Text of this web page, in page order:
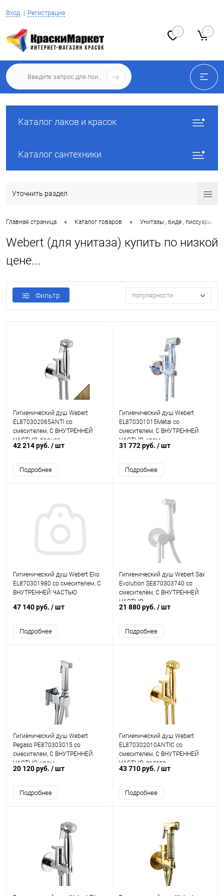
Вход Регистрация
0 0
Каталог лаков и красок
Каталог сантехники
Уточнить раздел
Главная страница • Каталог товаров • Унитазы , биде , писсуары
Webert (для унитаза) купить по низкой
цене...
Фильтр популярности
Гигиенический душ Webert
EL870302065ANTI со
смесителем, С ВНУТРЕННЕЙ
ЧАСТЬЮ, бронза
42 214 руб. / шт
Подробнее
Гигиенический душ Webert
EL870301015Metal со
смесителем, С ВНУТРЕННЕЙ
ЧАСТЬЮ, хром
31 772 руб. / шт
Подробнее
Гигиенический душ Webert Elio
EL870301980 со смесителем, С
ВНУТРЕННЕЙ ЧАСТЬЮ
47 140 руб. / шт
Подробнее
Гигиенический душ Webert Sax
Evolution SE870303740 со
смесителем, С ВНУТРЕННЕЙ
ЧАСТЬЮ
21 880 руб. / шт
Подробнее
Гигиенический душ Webert
Pegaso PE870303015 со
смесителем, С ВНУТРЕННЕЙ
ЧАСТЬЮ, хром
20 120 руб. / шт
Подробнее
Гигиенический душ Webert
EL870302010ANTIC со
смесителем, С ВНУТРЕННЕЙ
ЧАСТЬЮ, золото
43 710 руб. / шт
Подробнее